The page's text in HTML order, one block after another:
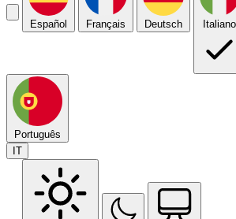
Español Français Deutsch Italiano
Português
IT